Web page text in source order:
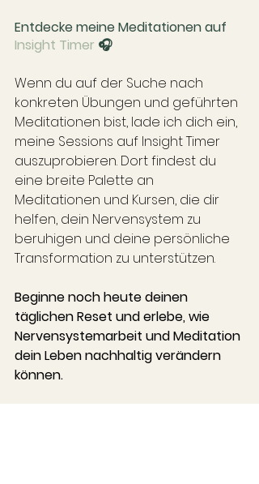
Entdecke meine Meditationen auf
Insight Timer 🎧
Wenn du auf der Suche nach
konkreten Übungen und geführten
Meditationen bist, lade ich dich ein,
meine Sessions auf Insight Timer
auszuprobieren. Dort findest du
eine breite Palette an
Meditationen und Kursen, die dir
helfen, dein Nervensystem zu
beruhigen und deine persönliche
Transformation zu unterstützen.
Beginne noch heute deinen
täglichen Reset und erlebe, wie
Nervensystemarbeit und Meditation
dein Leben nachhaltig verändern
können.